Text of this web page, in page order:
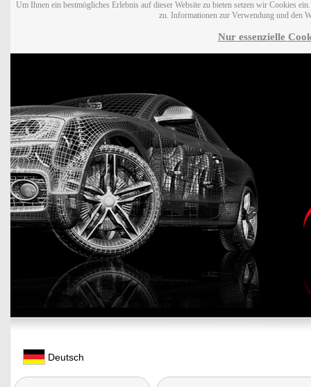
Um Ihnen ein bestmögliches Erlebnis auf dieser Website zu bieten setzen wir Cookies
zu. Informationen zur Verwendung und den
Nur essenzielle
Deutsch